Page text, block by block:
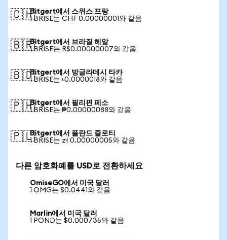
🇨🇭Bitgert에서 스위스 프랑
1 BRISE는 CHF 0.00000001와 같음
🇧🇷Bitgert에서 브라질 헤알
1 BRISE는 R$0.00000007와 같음
🇧🇩Bitgert에서 방글라데시 타카
1 BRISE는 ৳0.0000018와 같음
🇵🇭Bitgert에서 필리핀 페소
1 BRISE는 ₱0.00000088와 같음
🇵🇱Bitgert에서 폴란드 즐로티
1 BRISE는 zł 0.00000005와 같음
다른 암호화폐를 USD로 전환하세요
OmiseGO에서 미국 달러
1 OMG는 $0.0441와 같음
Marlin에서 미국 달러
1 POND는 $0.000735와 같음